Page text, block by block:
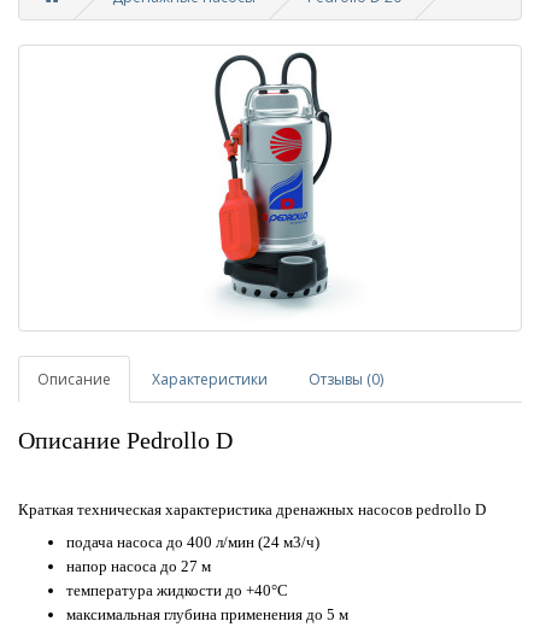
Описание Характеристики Отзывы (0)
Описание Pedrollo D
Краткая техническая характеристика дренажных насосов pedrollo D
подача насоса до 400 л/мин (24 м3/ч)
напор насоса до 27 м
температура жидкости до +40°С
максимальная глубина применения до 5 м